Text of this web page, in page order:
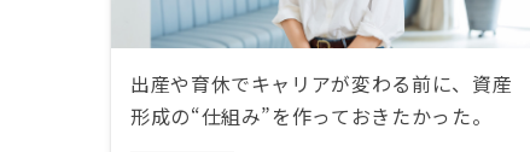
出産や育休でキャリアが変わる前に、資産
形成の“仕組み”を作っておきたかった。